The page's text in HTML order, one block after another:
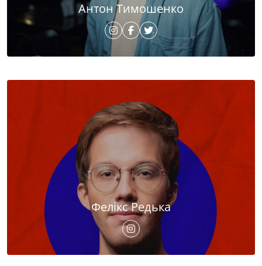
Антон Тимошенко
Фелікс Редька